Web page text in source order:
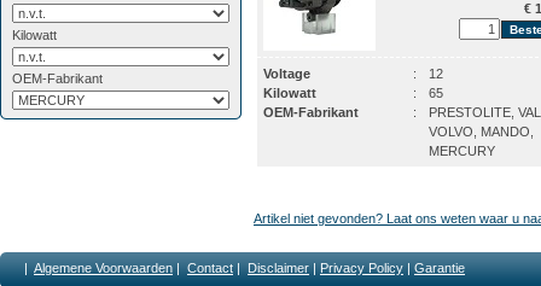
Kilowatt
OEM-Fabrikant
€
Voltage :
12
Kilowatt
:
65
OEM-Fabrikant
:
PRESTOLITE,
VOLVO, MANDO,
MERCURY
Artikel niet gevonden? Laat ons weten waar u
| Algemene Voorwaarden | Contact | Disclaimer | Privacy Policy | Garantie